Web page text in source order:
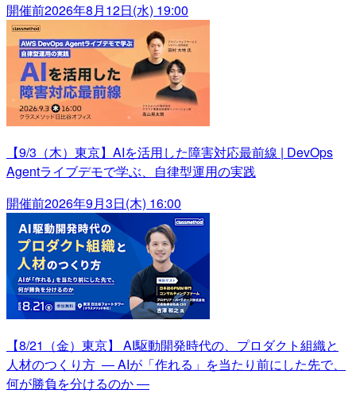
開催前2026年8月12日(水) 19:00
【9/3（木）東京】AIを活用した障害対応最前線 | DevOps
Agentライブデモで学ぶ、自律型運用の実践
開催前2026年9月3日(木) 16:00
【8/21（金）東京】 AI駆動開発時代の、プロダクト組織と
人材のつくり方 ― AIが「作れる」を当たり前にした先で、
何が勝負を分けるのか ―